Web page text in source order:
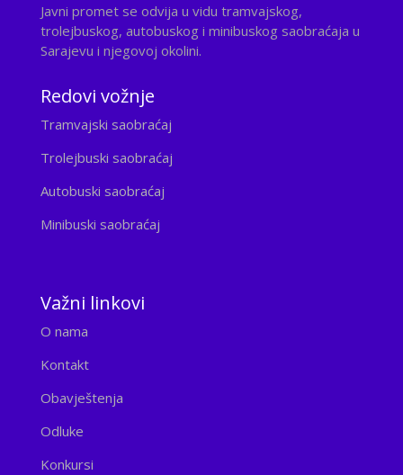
Javni promet se odvija u vidu tramvajskog,
trolejbuskog, autobuskog i minibuskog saobraćaja u
Sarajevu i njegovoj okolini.
Redovi vožnje
Tramvajski saobraćaj
Trolejbuski saobraćaj
Autobuski saobraćaj
Minibuski saobraćaj
Važni linkovi
O nama
Kontakt
Obavještenja
Odluke
Konkursi